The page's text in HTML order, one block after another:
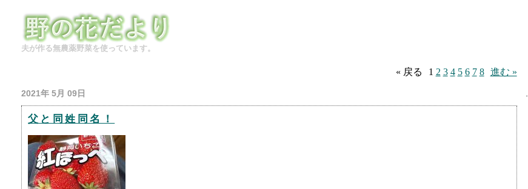
夫が作る無農薬野菜を使っています。
« 戻る 1 2 3 4 5 6 7 8 進む »
2021年 5月 09日
父と同姓同名！